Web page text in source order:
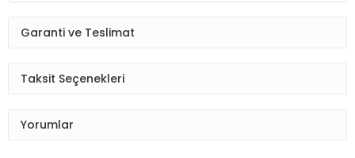
Garanti ve Teslimat
Taksit Seçenekleri
Yorumlar